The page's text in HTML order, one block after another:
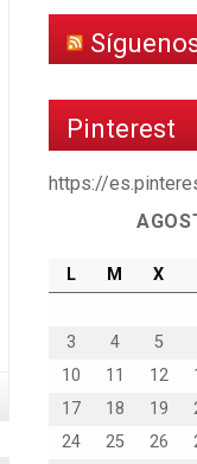
Pinterest
https://
L M X
3
4 5
10
11 12
17
18 19
24
25 26